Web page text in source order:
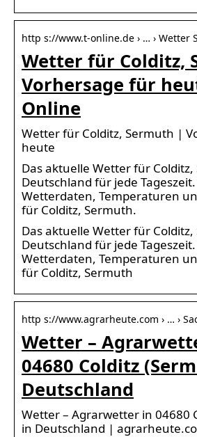
http s://www.t-online.de › … › Wetter
Wetter für Colditz,
Vorhersage für
Online
Wetter für Colditz, Sermuth |
heute
Das aktuelle Wetter für
Deutschland für jede
Wetterdaten, Temperaturen
für Colditz, Sermuth.
Das aktuelle Wetter für
Deutschland für jede
Wetterdaten, Temperaturen
für Colditz, Sermuth
http s://www.agrarheute.com › … ›
Wetter –
04680 Colditz
Deutschland
Wetter – Agrarwetter in 04680
in Deutschland |